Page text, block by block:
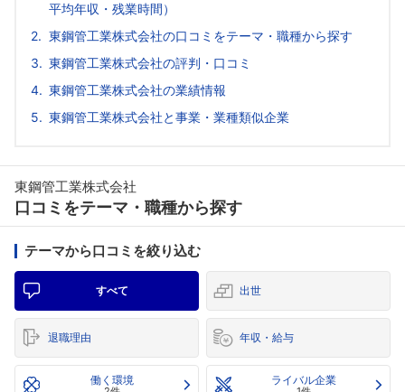
平均年収・残業時間）
東鋼管工業株式会社の口コミをテーマ・職種から探す
東鋼管工業株式会社の評判・口コミ
東鋼管工業株式会社の業績情報
東鋼管工業株式会社と事業・業種類似企業
東鋼管工業株式会社
口コミをテーマ・職種から探す
テーマから口コミを絞り込む
すべて 出世
退職理由 年収・給与
働く環境 ライバル企業